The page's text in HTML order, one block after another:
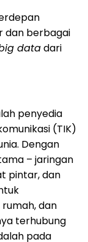
dan berbagai
datadari
penyedia
(TIK)
Dengan
– jaringan
pintar, dan
dan
terhubung
pada